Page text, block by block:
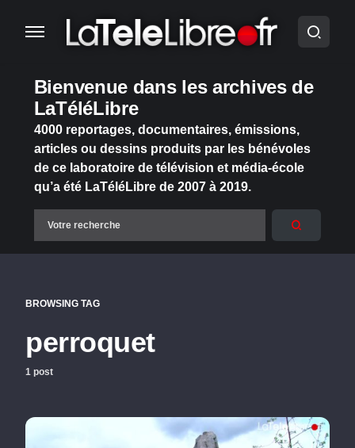
Bienvenue dans les archives de
LaTéléLibre
4000 reportages, documentaires, émissions,
articles ou dessins produits par les bénévoles
de ce laboratoire de télévision et média-école
qu’a été LaTéléLibre de 2007 à 2019.
BROWSING TAG
perroquet
1 post